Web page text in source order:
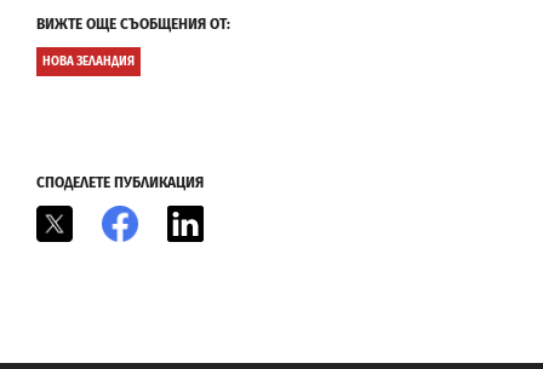
ВИЖТЕ ОЩЕ СЪОБЩЕНИЯ ОТ:
НОВА ЗЕЛАНДИЯ
СПОДЕЛЕТЕ ПУБЛИКАЦИЯ
Facebook